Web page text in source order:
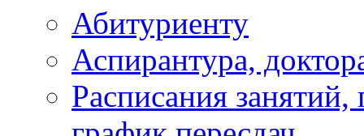
Абитуриенту
Аспирантура,
Расписания